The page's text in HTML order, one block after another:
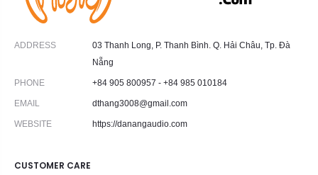
ADDRESS
03 Thanh Long, P. Thanh Bình. Q. Hải Châu, Tp. Đà
Nẵng
PHONE +84 905 800957 - +84 985 010184
EMAIL dthang3008@gmail.com
WEBSITE https://danangaudio.com
CUSTOMER CARE